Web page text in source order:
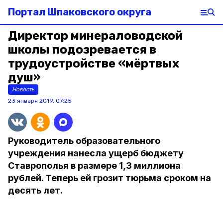
Портал Шпаковского округа
Директор минераловодской
школы подозревается в
трудоустройстве «мёртвых
душ»
Новость
23 января 2019, 07:25
Руководитель образовательного
учреждения нанесла ущерб бюджету
Ставрополья в размере 1,3 миллиона
рублей. Теперь ей грозит тюрьма сроком на
десять лет.